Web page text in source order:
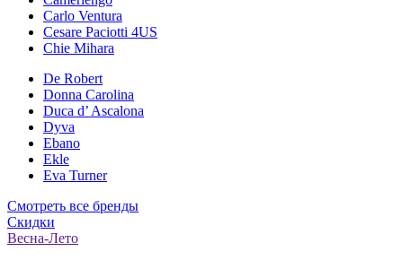
Carlo Ventura
Cesare Paciotti 4US
Chie Mihara
De Robert
Donna Carolina
Duca d’ Ascalona
Dyva
Ebano
Ekle
Eva Turner
Смотреть все бренды
Скидки
Весна-Лето